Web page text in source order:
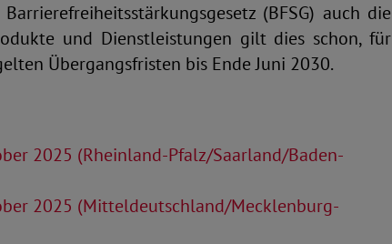
(BFSG) auch die
und Dienstleistungen gilt dies schon, für
Übergangsfristen bis Ende Juni 2030.
2025 (Rheinland-Pfalz/Saarland/Baden-
2025 (Mitteldeutschland/Mecklenburg-